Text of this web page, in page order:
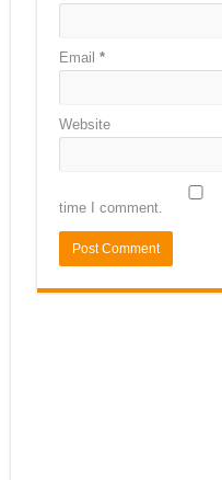
Email *
Website
time I comment.